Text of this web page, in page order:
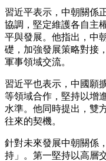
習近平表示，中朝關係
協調，堅定維護各自主
平與發展。他指出，中
礎，加強發展策略對接
軍事領域交流。
習近平也表示，中國願
等領域合作，堅持以增
水準。他同時提出，雙
往來的契機。
針對未來發展中朝關係
持」。第一堅持以高層